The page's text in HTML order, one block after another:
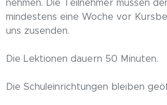
nehmen. Die Teilnehmer müssen
mindestens eine Woche vor
uns zusenden.
Die Lektionen dauern 50 Minuten.
Die Schuleinrichtungen bleiben